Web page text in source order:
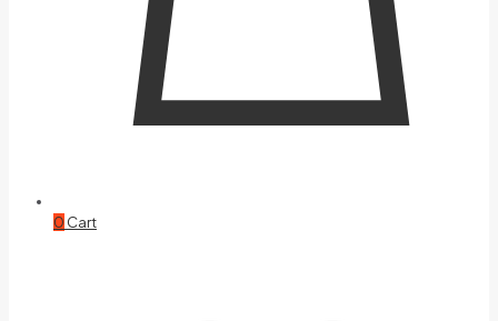
0 Cart